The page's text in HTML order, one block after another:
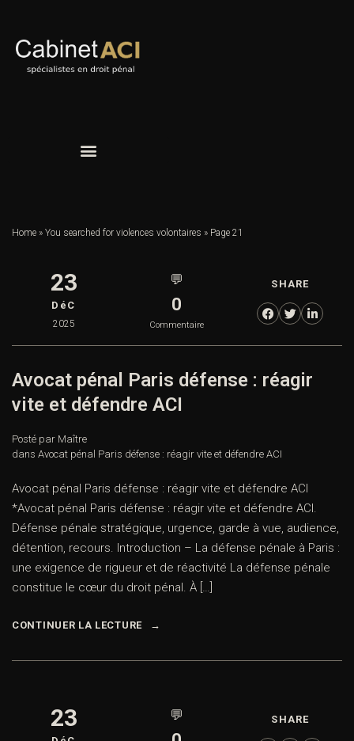
Home » You searched for violences volontaires » Page 21
23
DéC
2025
💬
0
Commentaire
SHARE
Avocat pénal Paris défense : réagir
vite et défendre ACI
Posté par Maître
dans Avocat pénal Paris défense : réagir vite et défendre ACI
Avocat pénal Paris défense : réagir vite et défendre ACI
*Avocat pénal Paris défense : réagir vite et défendre ACI.
Défense pénale stratégique, urgence, garde à vue, audience,
détention, recours. Introduction – La défense pénale à Paris :
une exigence de rigueur et de réactivité La défense pénale
constitue le cœur du droit pénal. À […]
CONTINUER LA LECTURE
23 💬 SHARE